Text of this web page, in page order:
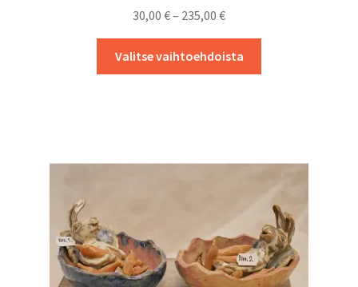
30,00 €– 235,00 €Hintaluokka:
30,00 €
-
235,00 €
Valitse vaihtoehdoista
tehdä
valinnat
tuotteen
sivulla.